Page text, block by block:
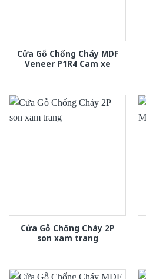
Cửa Gỗ Chống Cháy MDF
Veneer P1R4 Cam xe
Cửa Gỗ Chống Cháy 2P
son xam trang